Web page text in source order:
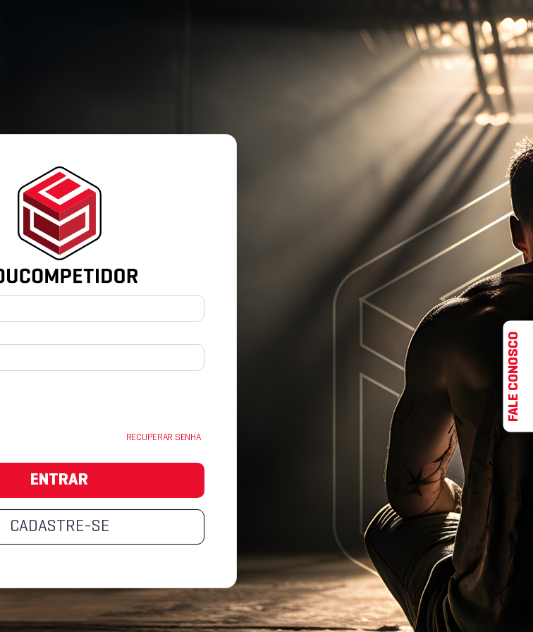
RECUPERAR SENHA
ENTRAR
CADASTRE-SE
FALE CONOSCO